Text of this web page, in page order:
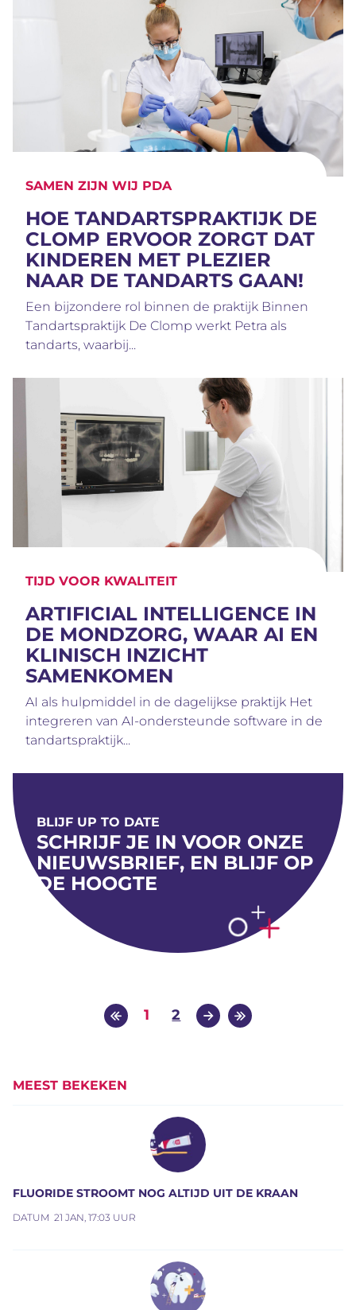
HOE TANDARTSPRAKTIJK DE
CLOMP ERVOOR ZORGT DAT
KINDEREN MET PLEZIER
NAAR DE TANDARTS GAAN!
SAMEN ZIJN WIJ PDA
Een bijzondere rol binnen de praktijk Binnen
Tandartspraktijk De Clomp werkt Petra als
tandarts, waarbij...
ARTIFICIAL INTELLIGENCE IN
DE MONDZORG, WAAR AI EN
KLINISCH INZICHT
SAMENKOMEN
TIJD VOOR KWALITEIT
AI als hulpmiddel in de dagelijkse praktijk Het
integreren van AI-ondersteunde software in de
tandartspraktijk...
SCHRIJF JE IN VOOR ONZE
NIEUWSBRIEF, EN BLIJF OP
DE HOOGTE
BLIJF UP TO DATE
Eerste pagina
BERICHTNAVIGATIE
Page
1 Page
2 Volgende pagina
Laatste pagina
MEEST BEKEKEN
FLUORIDE STROOMT NOG ALTIJD UIT DE KRAAN
DATUM 21 JAN, 17:03 UUR